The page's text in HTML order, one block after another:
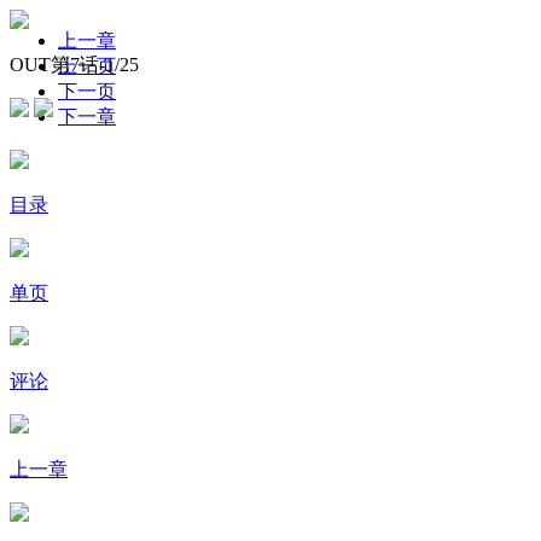
OUT第7话-1/25
上一章
上一页
下一页
下一章
目录
单页
评论
上一章